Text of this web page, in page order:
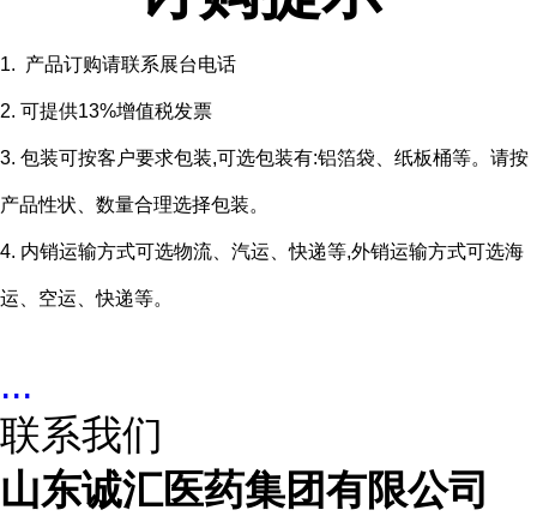
1. 产品订购请联系展台电话
2. 可提供13%增值税发票
3. 包装可按客户要求包装,可选包装有:铝箔袋、纸板桶等。请按
产品性状、数量合理选择包装。
4. 内销运输方式可选物流、汽运、快递等,外销运输方式可选海
运、空运、快递等。
...
联系我们
山东诚汇医药集团有限公司